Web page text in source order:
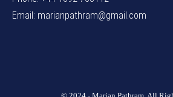
Email: marianpathram@gmail.com